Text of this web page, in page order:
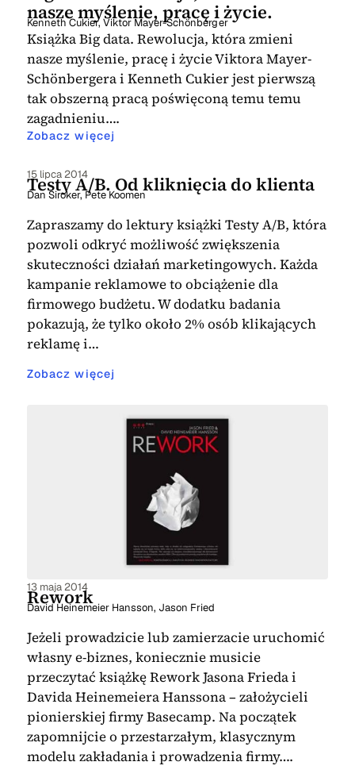
nasze myślenie, pracę i życie.
Kenneth Cukier,Viktor Mayer-Schönberger
Książka Big data. Rewolucja, która zmieni
nasze myślenie, pracę i życie Viktora Mayer-
Schönbergera i Kenneth Cukier jest pierwszą
tak obszerną pracą poświęconą temu temu
zagadnieniu….
Zobacz więcej
15 lipca 2014
Testy A/B. Od kliknięcia do klienta
Dan Siroker,Pete Koomen
Zapraszamy do lektury książki Testy A/B, która
pozwoli odkryć możliwość zwiększenia
skuteczności działań marketingowych. Każda
kampanie reklamowe to obciążenie dla
firmowego budżetu. W dodatku badania
pokazują, że tylko około 2% osób klikających
reklamę i…
Zobacz więcej
13 maja 2014
Rework
David Heinemeier Hansson, Jason Fried
Jeżeli prowadzicie lub zamierzacie uruchomić
własny e-biznes, koniecznie musicie
przeczytać książkę Rework Jasona Frieda i
Davida Heinemeiera Hanssona – założycieli
pionierskiej firmy Basecamp. Na początek
zapomnijcie o przestarzałym, klasycznym
modelu zakładania i prowadzenia firmy….